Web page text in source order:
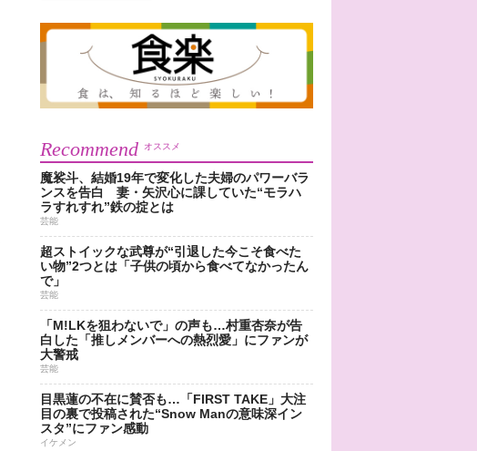
Recommend オススメ
魔裟斗、結婚19年で変化した夫婦のパワーバラ
ンスを告白 妻・矢沢心に課していた“モラハ
ラすれすれ”鉄の掟とは
芸能
超ストイックな武尊が“引退した今こそ食べた
い物”2つとは「子供の頃から食べてなかったん
で」
芸能
「M!LKを狙わないで」の声も…村重杏奈が告
白した「推しメンバーへの熱烈愛」にファンが
大警戒
芸能
目黒蓮の不在に賛否も…「FIRST TAKE」大注
目の裏で投稿された“Snow Manの意味深イン
スタ”にファン感動
イケメン